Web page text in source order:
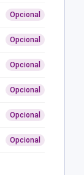
Opcional
Opcional
Opcional
Opcional
Opcional
Opcional